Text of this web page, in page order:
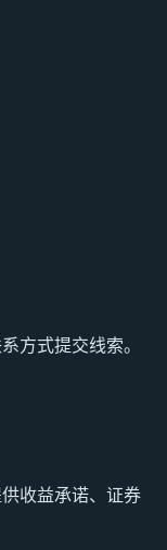
方式提交线索。
收益承诺、证券